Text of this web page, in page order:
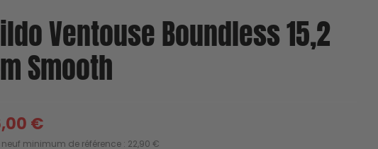
Ventouse Boundless 15,2
Smooth
€
neuf minimum de référence : 22,90 €